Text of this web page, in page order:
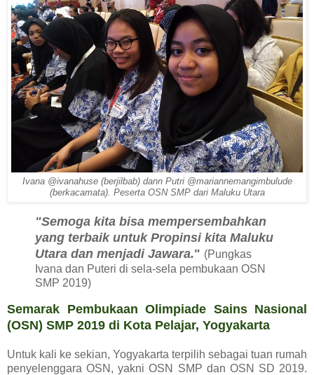
Ivana @ivanahuse (berjilbab) dann Putri @mariannemangimbulude
(berkacamata). Peserta OSN SMP dari Maluku Utara
"Semoga kita bisa mempersembahkan
yang terbaik untuk Propinsi kita Maluku
Utara dan menjadi Jawara." (Pungkas
Ivana dan Puteri di sela-sela pembukaan OSN
SMP 2019)
Semarak Pembukaan Olimpiade Sains Nasional
(OSN) SMP 2019 di Kota Pelajar, Yogyakarta
Untuk kali ke sekian, Yogyakarta terpilih sebagai tuan rumah
penyelenggara OSN, yakni OSN SMP dan OSN SD 2019.